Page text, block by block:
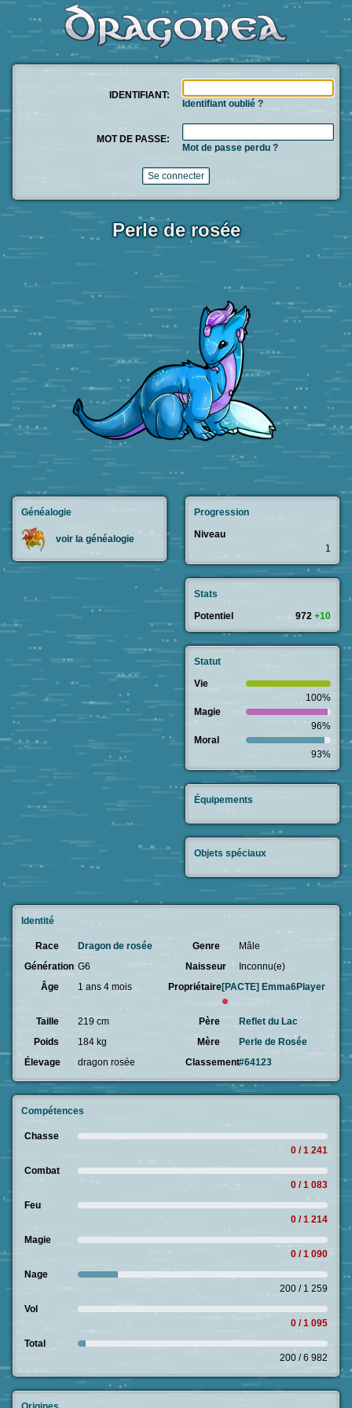
IDENTIFIANT:
Identifiant oublié ?
MOT DE PASSE:
Mot de passe perdu ?
Perle de rosée
Généalogie
voir la généalogie
Identité
Race Dragon de rosée Genre
Mâle
Génération G6 Naisseur
Inconnu(e)
Âge
1 ans 4 mois Propriétaire[PACTE] Emma6Player
Taille 219 cm Père
Reflet du Lac
Poids
184 kg Mère
Perle de Rosée
Élevage
dragon rosée Classement#64123
Compétences
Chasse
0 / 1 241
Combat
0 / 1 083
Feu
0 / 1 214
Magie
0 / 1 090
Nage
200 / 1 259
Vol
0 / 1 095
Total
200 / 6 982
Progression
Niveau
1
Stats
Potentiel
972 +10
Statut
Vie
100%
Magie
96%
Moral
93%
Équipements
Objets spéciaux